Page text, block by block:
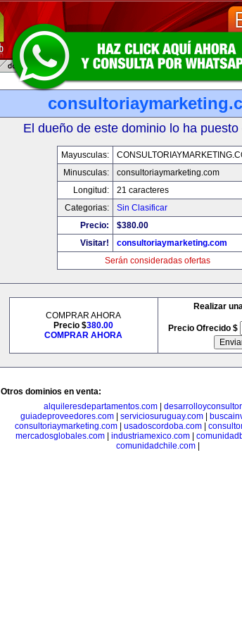
El dueño de este dominio lo ha puesto
Mayusculas:
Minusculas:
consultoriaymarketing.com
Longitud:
21 caracteres
Categorias:
Sin Clasificar
Precio:
$380.00
Visitar!
consultoriaymarketing.com
Serán consideradas ofertas
COMPRAR AHORA
Precio $380.00
COMPRAR AHORA
Realizar
Precio Ofrecido $
Otros dominios en venta:
alquileresdepartamentos.com
guiadeproveedores.com| serviciosuruguay.com|
consultoriaymarketing.com
usadoscordoba.com
mercadosglobales.com| industriamexico.com|
comunidadchile.com|